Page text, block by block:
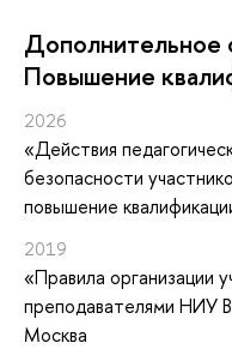
Дополнительное
Повышение
2026
«Действия
безопасности
повышение
2019
«Правила организации
преподавателями НИУ
Москва